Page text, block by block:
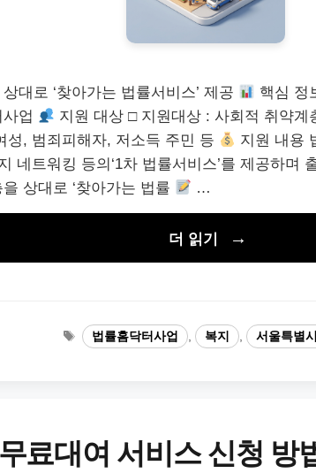
대로 ‘찾아가는 법률서비스’ 제공 핵심 정
업
지원 대상 □ 지원대상 : 사회적 취약
성, 범죄피해자, 저소득 주민 등
지원 내용
네트워킹 등의‘1차 법률서비스’를 제공하며
상대로 ‘찾아가는 법률
…
더 읽기
태
그
법률홈닥터사업 복지 서울특별
료대여 서비스 신청 방